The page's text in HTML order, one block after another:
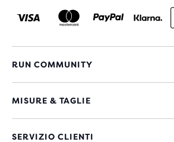
RUN COMMUNITY
MISURE & TAGLIE
SERVIZIO CLIENTI